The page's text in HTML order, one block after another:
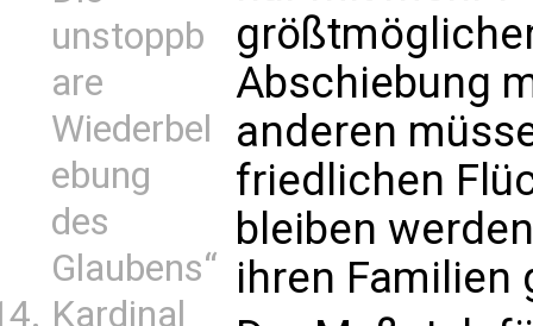
unstoppb
are
Wiederbel
ebung
des
Glaubens“
Kardinal
Abschiebung
anderen
friedlichen
bleiben
ihren Familien